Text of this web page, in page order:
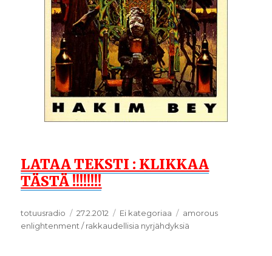
LATAA TEKSTI : KLIKKAA
TÄSTÄ !!!!!!!!
Kirjoittaja
totuusradio Julkaistu
27.2.2012 Kategoriat
Ei kategoriaa Avainsanat
amorous
enlightenment / rakkaudellisia nyrjähdyksiä